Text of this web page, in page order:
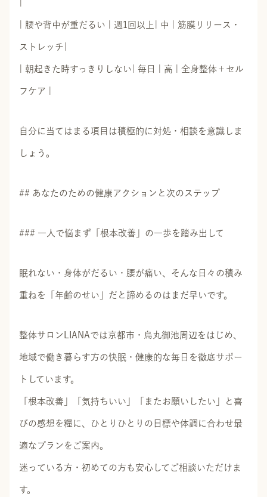
| 腰や背中が重だるい | 週1回以上| 中 | 筋膜リリース・
ストレッチ|
| 朝起きた時すっきりしない| 毎日 | 高 | 全身整体＋セル
フケア |
自分に当てはまる項目は積極的に対処・相談を意識しま
しょう。
## あなたのための健康アクションと次のステップ
### 一人で悩まず「根本改善」の一歩を踏み出して
眠れない・身体がだるい・腰が痛い、そんな日々の積み
重ねを「年齢のせい」だと諦めるのはまだ早いです。
整体サロンLIANAでは京都市・烏丸御池周辺をはじめ、
地域で働き暮らす方の快眠・健康的な毎日を徹底サポー
トしています。
「根本改善」「気持ちいい」「またお願いしたい」と喜
びの感想を糧に、ひとりひとりの目標や体調に合わせ最
適なプランをご案内。
迷っている方・初めての方も安心してご相談いただけま
す。